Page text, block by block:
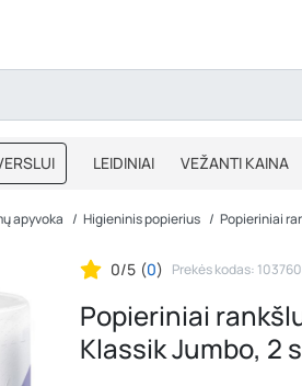
LEIDINIAI VEŽANTI KAINA
IŠPARDAVIMAS
apyvoka Higieninis popierius Popieriniai
0/5 (0) Prekės kodas:
Popieriniai
Klassik Jumbo, 2